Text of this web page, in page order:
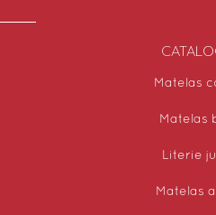
Matelas
Matelas
Literie
Matelas